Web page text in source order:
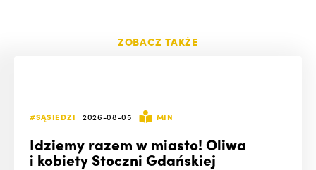
ZOBACZ TAKŻE
#SĄSIEDZI 2026-08-05 MIN
Idziemy razem w miasto! Oliwa
i kobiety Stoczni Gdańskiej